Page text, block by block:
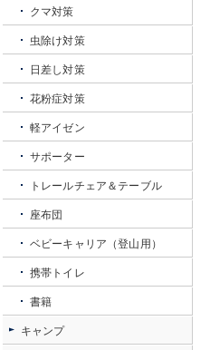
クマ対策
虫除け対策
日差し対策
花粉症対策
軽アイゼン
サポーター
トレールチェア＆テーブル
座布団
ベビーキャリア（登山用）
携帯トイレ
書籍
キャンプ